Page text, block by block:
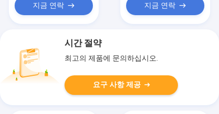
지금 연락 지금 연락
시간 절약
최고의 제품에 문의하십시오.
요구 사항 제공